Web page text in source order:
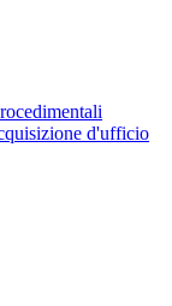
d'ufficio